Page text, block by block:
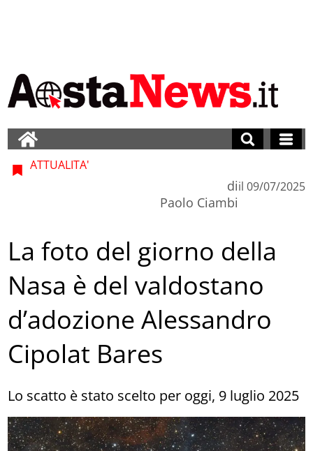
ATTUALITA'
di
Paolo Ciambi
il 09/07/2025
La foto del giorno della
Nasa è del valdostano
d’adozione Alessandro
Cipolat Bares
Lo scatto è stato scelto per oggi, 9 luglio 2025